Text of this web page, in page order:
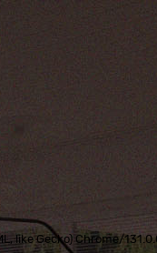
like Gecko) Chrome/